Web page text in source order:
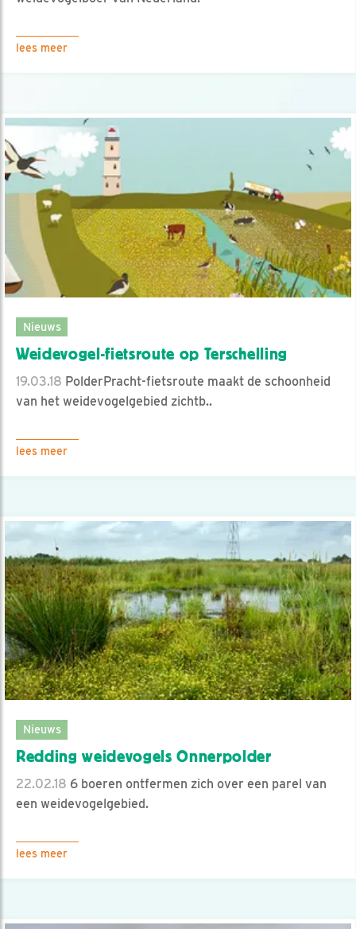
lees meer
Nieuws
Weidevogel-fietsroute op Terschelling
19.03.18 PolderPracht-fietsroute maakt de schoonheid
van het weidevogelgebied zichtb..
lees meer
Nieuws
Redding weidevogels Onnerpolder
22.02.18 6 boeren ontfermen zich over een parel van
een weidevogelgebied.
lees meer